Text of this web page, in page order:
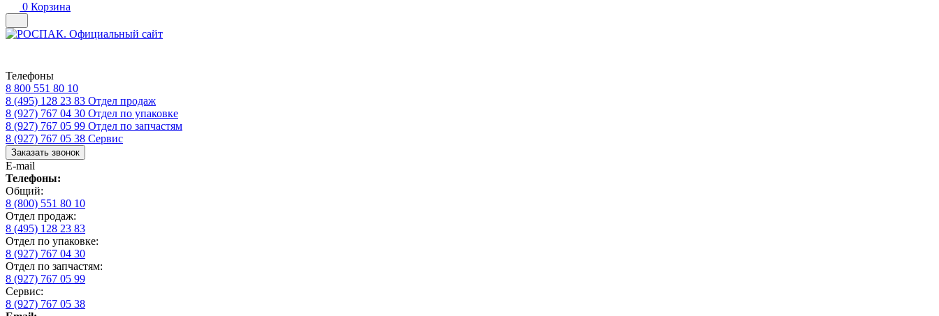
0 Корзина
Телефоны
8 800 551 80 10
8 (495) 128 23 83 Отдел продаж
8 (927) 767 04 30 Отдел по упаковке
8 (927) 767 05 99 Отдел по запчастям
8 (927) 767 05 38 Сервис
Заказать звонок
E-mail
Телефоны:
Общий:
8 (800) 551 80 10
Отдел продаж:
8 (495) 128 23 83
Отдел по упаковке:
8 (927) 767 04 30
Отдел по запчастям:
8 (927) 767 05 99
Сервис:
8 (927) 767 05 38